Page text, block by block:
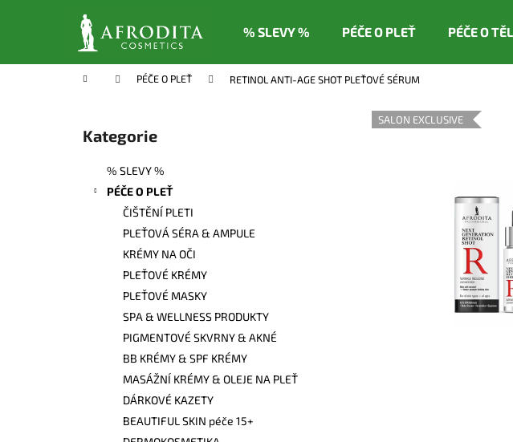
% SLEVY % PÉČE O PLEŤ PÉČE O
Domů PÉČE O PLEŤ RETINOL ANTI-AGE SHOT PLEŤOVÉ SÉRUM
Přeskočit
kategorie
Kategorie
% SLEVY %
PÉČE O PLEŤ
ČIŠTĚNÍ PLETI
PLEŤOVÁ SÉRA & AMPULE
KRÉMY NA OČI
PLEŤOVÉ KRÉMY
PLEŤOVÉ MASKY
SPA & WELLNESS PRODUKTY
PIGMENTOVÉ SKVRNY & AKNÉ
BB KRÉMY & SPF KRÉMY
MASÁŽNÍ KRÉMY & OLEJE NA PLEŤ
DÁRKOVÉ KAZETY
BEAUTIFUL SKIN péče 15+
SALON EXCLUSIVE
í
Zpět
do
Zpět
do
Co potřebujete